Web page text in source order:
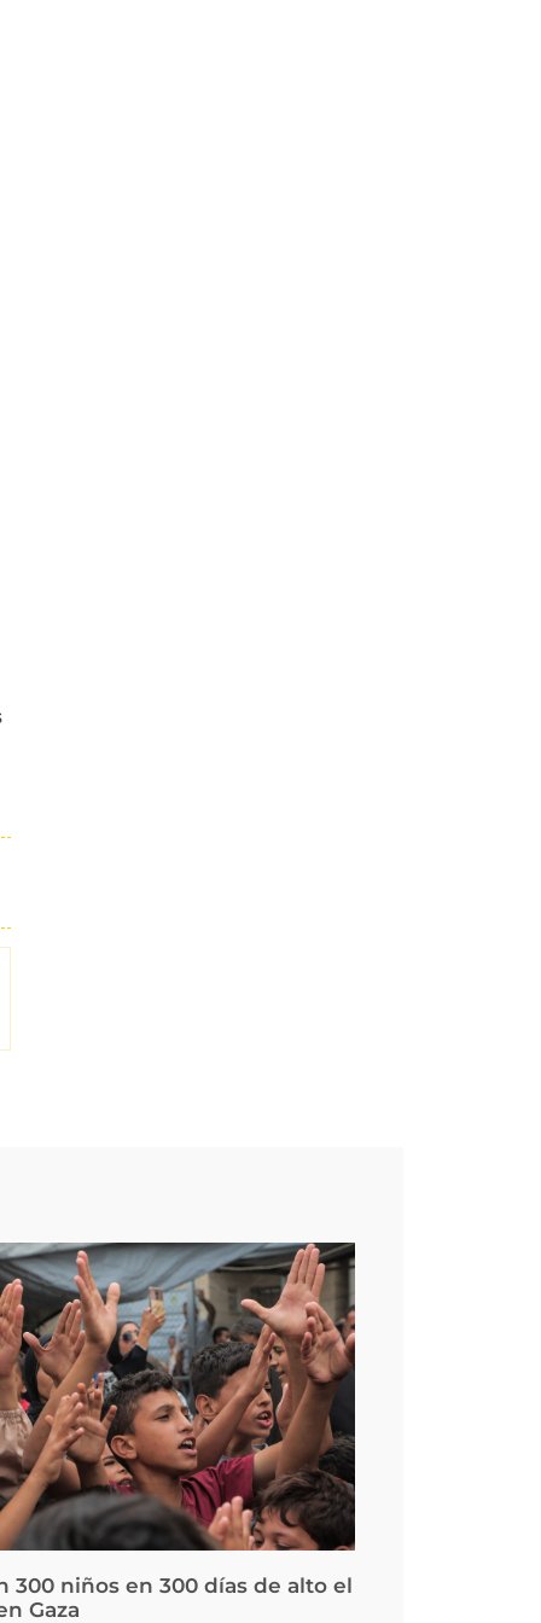
300 niños en 300 días de alto el
Gaza